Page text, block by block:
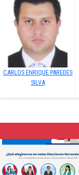
CARLOS ENRIQUE PAREDES
SILVA